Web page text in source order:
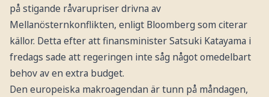
på stigande råvarupriser drivna av
Mellanösternkonflikten, enligt Bloomberg som citerar
källor. Detta efter att finansminister Satsuki Katayama i
fredags sade att regeringen inte såg något omedelbart
behov av en extra budget.
Den europeiska makroagendan är tunn på måndagen,